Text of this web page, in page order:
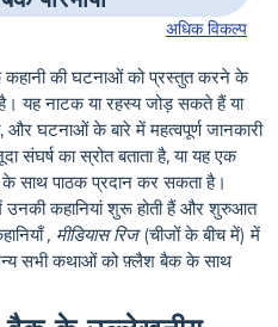
अधिक विकल्प
की घटनाओं को प्रस्तुत करने के
यह नाटक या रहस्य जोड़ सकते हैं या
और घटनाओं के बारे में महत्वपूर्ण जानकारी
का स्रोत बताता है, या यह एक
साथ पाठक प्रदान कर सकता है।
उनकी कहानियां शुरू होती हैं और शुरुआत
, मीडियास रिज(चीजों के बीच में) में
सभी कथाओं को फ़्लैश बैक के साथ